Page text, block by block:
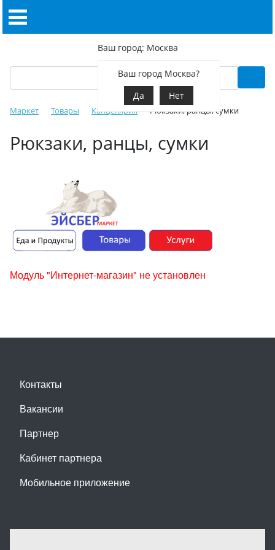
Ваш город: Москва
Ваш город Москва?
Да
Нет
Маркет Товары Канцелярия Рюкзаки, ранцы, сумки
Рюкзаки, ранцы, сумки
Модуль "Интернет-магазин" не установлен
Контакты
Вакансии
Партнер
Кабинет партнера
Мобильное приложение